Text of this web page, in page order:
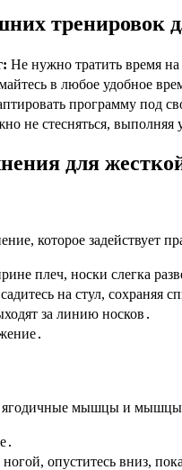
тренировок
Не нужно тратить время на
в любое удобное
программу под
не стесняться, выполняя
для
которое задействует
плеч, носки слегка
на стул, сохраняя
за линию носков․
мышцы и мышцы
опуститесь вниз,